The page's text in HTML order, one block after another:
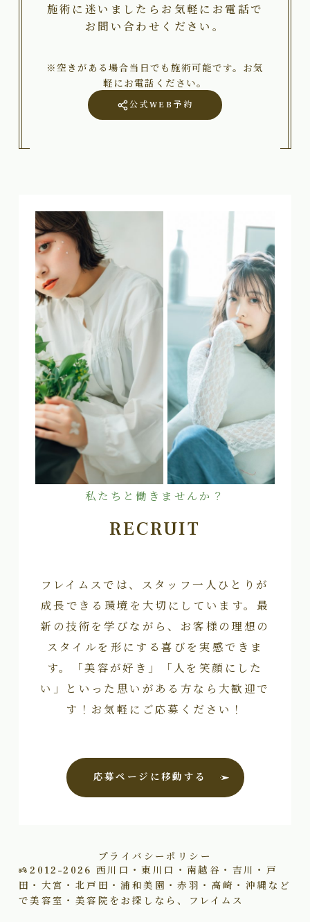
施術に迷いましたらお気軽にお電話で
お問い合わせください。
※空きがある場合当日でも施術可能です。お気
軽にお電話ください。
公式WEB予約
私たちと働きませんか？
RECRUIT
フレイムスでは、スタッフ一人ひとりが
成長できる環境を大切にしています。最
新の技術を学びながら、お客様の理想の
スタイルを形にする喜びを実感できま
す。「美容が好き」「人を笑顔にした
い」といった思いがある方なら大歓迎で
す！お気軽にご応募ください！
応募ページに移動する
プライバシーポリシー
2012–2026 西川口・東川口・南越谷・吉川・戸
田・大宮・北戸田・浦和美園・赤羽・高崎・沖縄など
で美容室・美容院をお探しなら、フレイムス